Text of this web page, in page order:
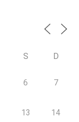
S D
6 7
13 14